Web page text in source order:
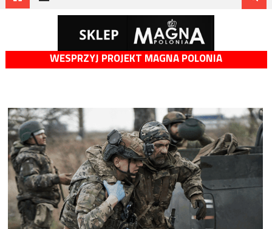
WESPRZYJ PROJEKT MAGNA POLONIA